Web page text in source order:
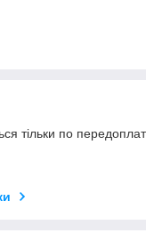
тільки по